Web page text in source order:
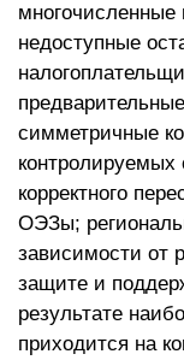
недоступные
симметричные
контролируемых
корректного
ОЭЗы;
зависимости от
защите и
результате
приходится на